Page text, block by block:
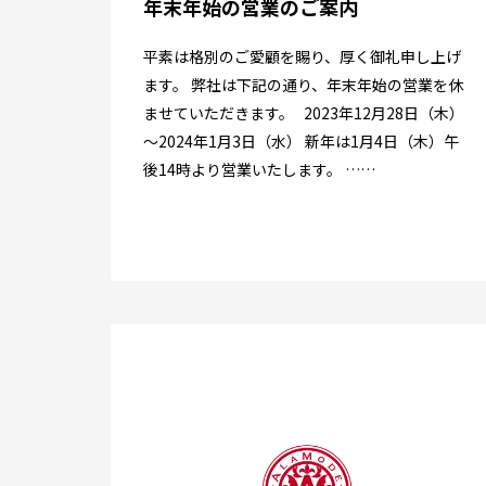
年末年始の営業のご案内
平素は格別のご愛顧を賜り、厚く御礼申し上げ
ます。 弊社は下記の通り、年末年始の営業を休
ませていただきます。 2023年12月28日（木）
～2024年1月3日（水） 新年は1月4日（木）午
後14時より営業いたします。 ……